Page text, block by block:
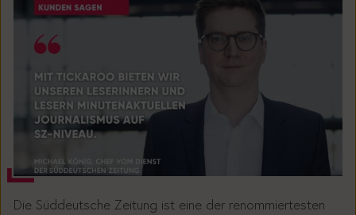
Die Süddeutsche Zeitung ist eine der renommiertesten